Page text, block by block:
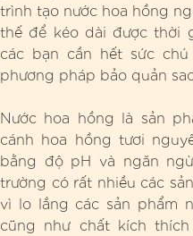
trình tạo nước hoa hồng
thế để kéo dài được thời
các bạn cần hết sức
phương pháp bảo quản
Nước hoa hồng là sản
cánh hoa hồng tươi
bằng độ pH và ngăn
trường có rất nhiều các
vì lo lắng các sản phẩm
cũng như chất kích